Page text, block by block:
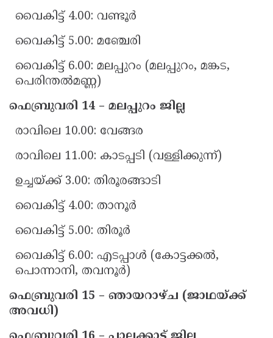
വൈകിട്ട് 4.00: വണ്ടൂർ
വൈകിട്ട് 5.00: മഞ്ചേരി
വൈകിട്ട് 6.00: മലപ്പുറം (മലപ്പുറം, മങ്കട,
പെരിന്തൽമണ്ണ)
ഫെബ്രുവരി 14 – മലപ്പുറം ജില്ല
രാവിലെ 10.00: വേങ്ങര
രാവിലെ 11.00: കാടപ്പടി (വള്ളിക്കുന്ന്)
ഉച്ചയ്ക്ക് 3.00: തിരൂരങ്ങാടി
വൈകിട്ട് 4.00: താനൂർ
വൈകിട്ട് 5.00: തിരൂർ
വൈകിട്ട് 6.00: എടപ്പാൾ (കോട്ടക്കൽ,
പൊന്നാനി, തവനൂർ)
ഫെബ്രുവരി 15 – ഞായറാഴ്ച (ജാഥയ്ക്ക്
അവധി)